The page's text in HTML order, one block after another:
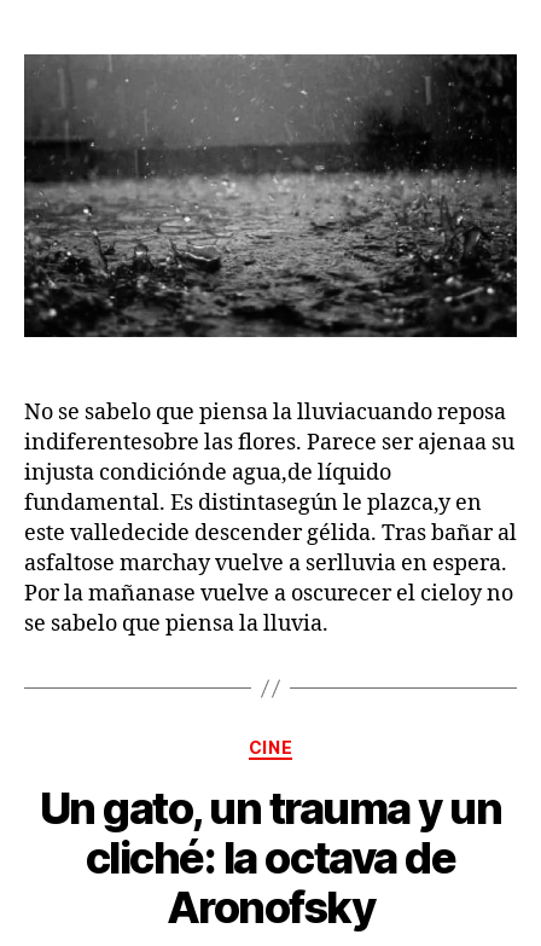
publicación
publicación
No se sabelo que piensa la lluviacuando reposa
indiferentesobre las flores. Parece ser ajenaa su
injusta condiciónde agua,de líquido
fundamental. Es distintasegún le plazca,y en
este valledecide descender gélida. Tras bañar al
asfaltose marchay vuelve a serlluvia en espera.
Por la mañanase vuelve a oscurecer el cieloy no
se sabelo que piensa la lluvia.
Categorías
CINE
Un gato, un trauma y un
cliché: la octava de
Aronofsky